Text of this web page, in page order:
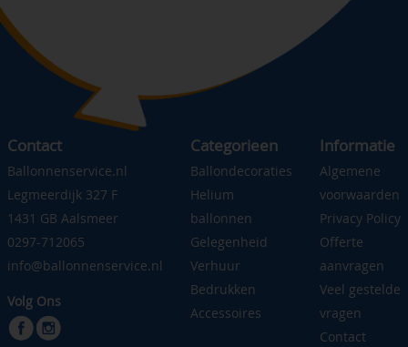
Contact
Ballonnenservice.nl
Legmeerdijk 327 F
1431 GB Aalsmeer
0297-712065
info@ballonnenservice.nl
Volg Ons
Categorieen
Ballondecoraties
Helium
ballonnen
Gelegenheid
Verhuur
Bedrukken
Accessoires
Informatie
Algemene
voorwaarden
Privacy Policy
Offerte
aanvragen
Veel gestelde
vragen
Contact